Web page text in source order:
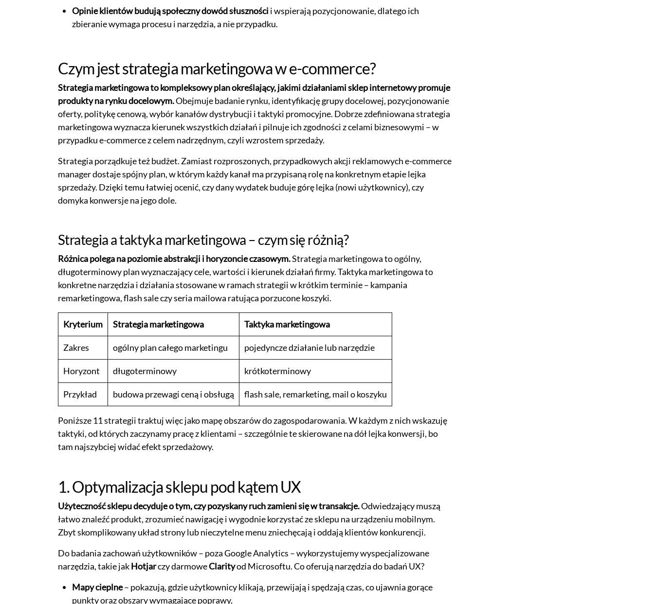
Opinie klientów budują społeczny dowód słusznościi wspierają pozycjonowanie, dlatego ich
zbieranie wymaga procesu i narzędzia, a nie przypadku.
Czym jest strategia marketingowa w e-commerce?
Strategia marketingowa to kompleksowy plan określający, jakimi działaniami sklep internetowy promuje
produkty na rynku docelowym.Obejmuje badanie rynku, identyfikację grupy docelowej, pozycjonowanie
oferty, politykę cenową, wybór kanałów dystrybucji i taktyki promocyjne. Dobrze zdefiniowana strategia
marketingowa wyznacza kierunek wszystkich działań i pilnuje ich zgodności z celami biznesowymi – w
przypadku e-commerce z celem nadrzędnym, czyli wzrostem sprzedaży.
Strategia porządkuje też budżet. Zamiast rozproszonych, przypadkowych akcji reklamowych e-commerce
manager dostaje spójny plan, w którym każdy kanał ma przypisaną rolę na konkretnym etapie lejka
sprzedaży. Dzięki temu łatwiej ocenić, czy dany wydatek buduje górę lejka (nowi użytkownicy), czy
domyka konwersje na jego dole.
Strategia a taktyka marketingowa – czym się różnią?
Różnica polega na poziomie abstrakcji i horyzoncie czasowym.Strategia marketingowa to ogólny,
długoterminowy plan wyznaczający cele, wartości i kierunek działań firmy. Taktyka marketingowa to
konkretne narzędzia i działania stosowane w ramach strategii w krótkim terminie – kampania
remarketingowa, flash sale czy seria mailowa ratująca porzucone koszyki.
Kryterium Strategia marketingowa Taktyka marketingowa
Zakres ogólny plan całego marketingu pojedyncze działanie lub narzędzie
Horyzont długoterminowy krótkoterminowy
Przykład budowa przewagi ceną i obsługą flash sale, remarketing, mail o koszyku
Poniższe 11 strategii traktuj więc jako mapę obszarów do zagospodarowania. W każdym z nich wskazuję
taktyki, od których zaczynamy pracę z klientami – szczególnie te skierowane na dół lejka konwersji, bo
tam najszybciej widać efekt sprzedażowy.
1. Optymalizacja sklepu pod kątem UX
Użyteczność sklepu decyduje o tym, czy pozyskany ruch zamieni się w transakcje.Odwiedzający muszą
łatwo znaleźć produkt, zrozumieć nawigację i wygodnie korzystać ze sklepu na urządzeniu mobilnym.
Zbyt skomplikowany układ strony lub nieczytelne menu zniechęcają i oddają klientów konkurencji.
Do badania zachowań użytkowników – poza Google Analytics – wykorzystujemy wyspecjalizowane
narzędzia, takie jakHotjarczy darmoweClarityod Microsoftu. Co oferują narzędzia do badań UX?
Mapy cieplne– pokazują, gdzie użytkownicy klikają, przewijają i spędzają czas, co ujawnia gorące
punkty oraz obszary wymagające poprawy,